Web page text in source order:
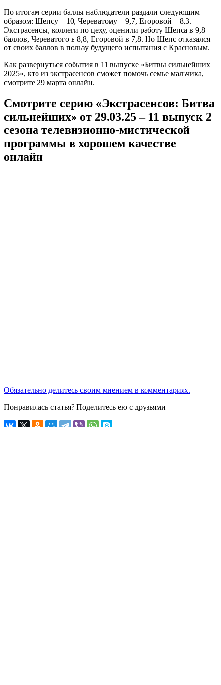
По итогам серии баллы наблюдатели раздали следующим
образом: Шепсу – 10, Череватому – 9,7, Егоровой – 8,3.
Экстрасенсы, коллеги по цеху, оценили работу Шепса в 9,8
баллов, Череватого в 8,8, Егоровой в 7,8. Но Шепс отказался
от своих баллов в пользу будущего испытания с Красновым.
Как развернуться события в 11 выпуске «Битвы сильнейших
2025», кто из экстрасенсов сможет помочь семье мальчика,
смотрите 29 марта онлайн.
Смотрите серию «Экстрасенсов: Битва
сильнейших» от 29.03.25 – 11 выпуск 2
сезона телевизионно-мистической
программы в хорошем качестве
онлайн
Обязательно делитесь своим мнением в комментариях.
Понравилась статья? Поделитесь ею с друзьями